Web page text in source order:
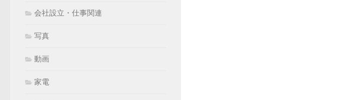
会社設立・仕事関連
写真
動画
家電